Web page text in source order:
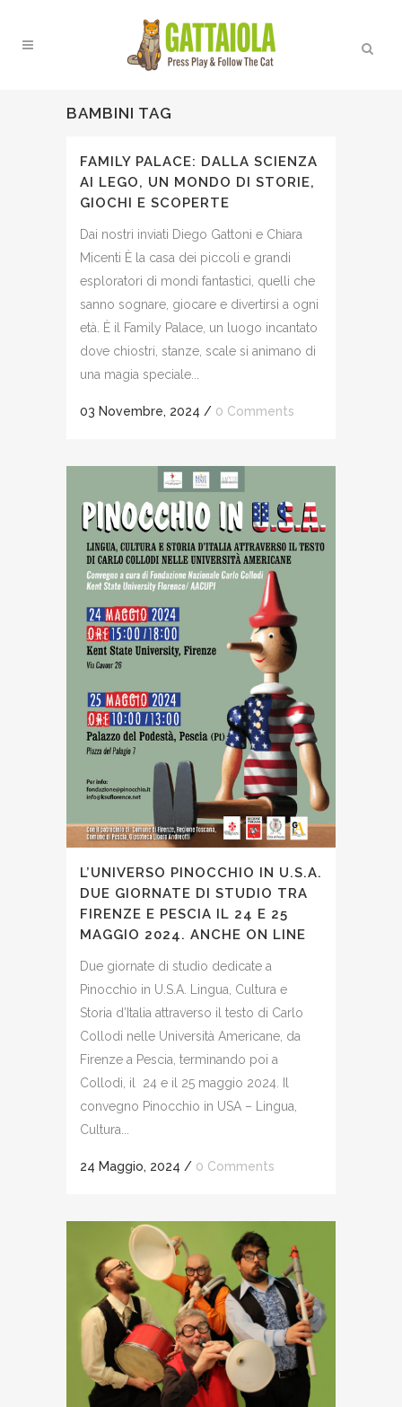
BAMBINI TAG
FAMILY PALACE: DALLA SCIENZA
AI LEGO, UN MONDO DI STORIE,
GIOCHI E SCOPERTE
Dai nostri inviati Diego Gattoni e Chiara
Micenti È la casa dei piccoli e grandi
esploratori di mondi fantastici, quelli che
sanno sognare, giocare e divertirsi a ogni
età. È il Family Palace, un luogo incantato
dove chiostri, stanze, scale si animano di
una magia speciale...
03 Novembre, 2024 / 0 Comments
L’UNIVERSO PINOCCHIO IN U.S.A.
DUE GIORNATE DI STUDIO TRA
FIRENZE E PESCIA IL 24 E 25
MAGGIO 2024. ANCHE ON LINE
Due giornate di studio dedicate a
Pinocchio in U.S.A. Lingua, Cultura e
Storia d’Italia attraverso il testo di Carlo
Collodi nelle Università Americane, da
Firenze a Pescia, terminando poi a
Collodi, il 24 e il 25 maggio 2024. Il
convegno Pinocchio in USA – Lingua,
Cultura...
24 Maggio, 2024 / 0 Comments